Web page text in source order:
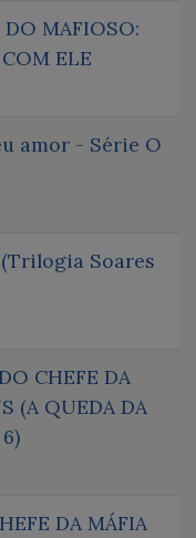
DO MAFIOSO:
ELE
amor - Série O
Soares
CHEFE DA
(A QUEDA DA
DA MÁFIA